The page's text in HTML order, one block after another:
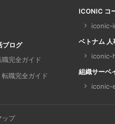
ブログ
完全ガイド
職完全ガイド
ICONIC コ
iconic-
ベトナム
iconic-
組織サー
iconic-
ップ